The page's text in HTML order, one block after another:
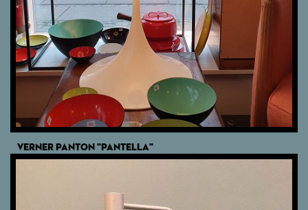
VERNER PANTON "PANTELLA"